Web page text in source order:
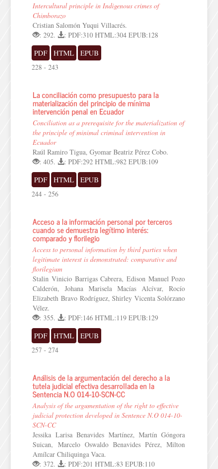
Intercultural principle in Indigenous crimes of
Chimborazo
Cristian Salomón Yuqui Villacrés.
: 292.
: PDF:310 HTML:304 EPUB:128
PDF HTML EPUB
228 - 243
La conciliación como presupuesto para la
materialización del principio de mínima
intervención penal en Ecuador
Conciliation as a prerequisite for the materialization of
the principle of minimal criminal intervention in
Ecuador
Raúl Ramiro Tigua, Gyomar Beatriz Pérez Cobo.
: 405.
: PDF:292 HTML:982 EPUB:109
PDF HTML EPUB
244 - 256
Acceso a la información personal por terceros
cuando se demuestra legítimo interés:
comparado y florilegio
Access to personal information by third parties when
legitimate interest is demonstrated: comparative and
florilegium
Stalin Vinicio Barrigas Cabrera, Edison Manuel Pozo
Calderón, Johana Marisela Macías Alcívar, Rocío
Elizabeth Bravo Rodríguez, Shirley Vicenta Solórzano
Vélez.
: 355.
: PDF:146 HTML:119 EPUB:129
PDF HTML EPUB
257 - 274
Análisis de la argumentación del derecho a la
tutela judicial efectiva desarrollada en la
Sentencia N.O 014-10-SCN-CC
Analysis of the argumentation of the right to effective
judicial protection developed in Sentence N.O 014-10-
SCN-CC
Jessika Larisa Benavides Martínez, Martín Góngora
Suican, Marcelo Oswaldo Benavides Pérez, Milton
Amílcar Chiliquinga Vaca.
: 372.
: PDF:201 HTML:83 EPUB:110